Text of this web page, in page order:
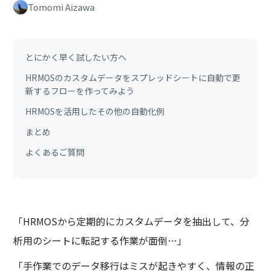
Tomomi Aizawa
とにかく早く試したい方へ
HRMOSのカスタムデータをスプレッドシートに自動で更
新するフローを作ってみよう
HRMOSを活用したその他の自動化例
まとめ
よくあるご質問
「HRMOSから定期的にカスタムデータを抽出して、分
析用のシートに転記する作業が面倒…」
「手作業でのデータ移行はミスが起きやすく、情報の正